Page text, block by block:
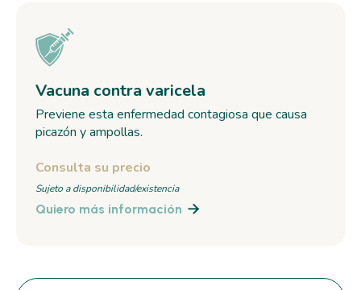
Vacuna contra varicela
Previene esta enfermedad contagiosa que causa
picazón y ampollas.
Consulta su precio
Sujeto a disponibilidad/existencia
Quiero más información 